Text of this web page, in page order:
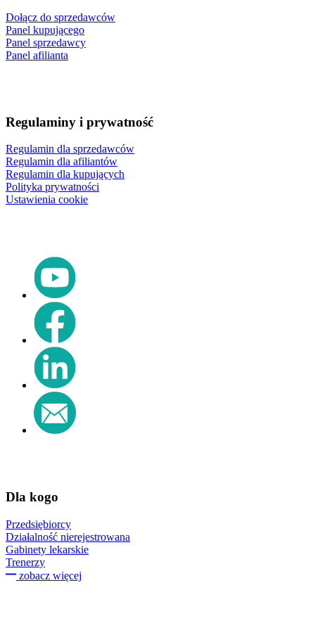
Dołącz do sprzedawców
Panel kupującego
Panel sprzedawcy
Panel afilianta
Regulaminy i prywatność
Regulamin dla sprzedawców
Regulamin dla afiliantów
Regulamin dla kupujących
Polityka prywatności
Ustawienia cookie
Dla kogo
Przedsiębiorcy
Działalność nierejestrowana
Gabinety lekarskie
Trenerzy
zobacz więcej